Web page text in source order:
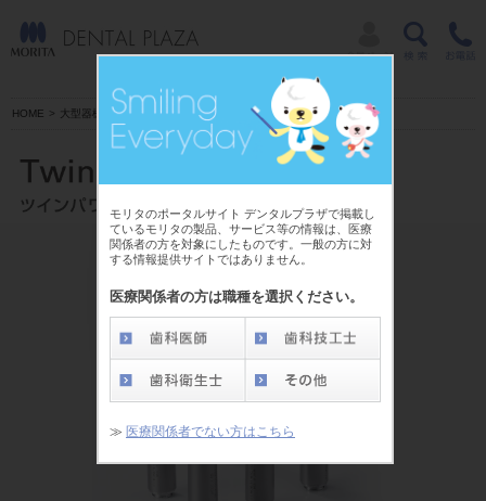
モリタのポータルサイト デンタルプラザで掲載し
ているモリタの製品、サービス等の情報は、医療
関係者の方を対象にしたものです。一般の方に対
する情報提供サイトではありません。
医療関係者の方は職種を選択ください。
≫ 医療関係者でない方はこちら
HOME > 大型器械 |小型器械 | 診療用材料 IT商品 > ツインパワータービン